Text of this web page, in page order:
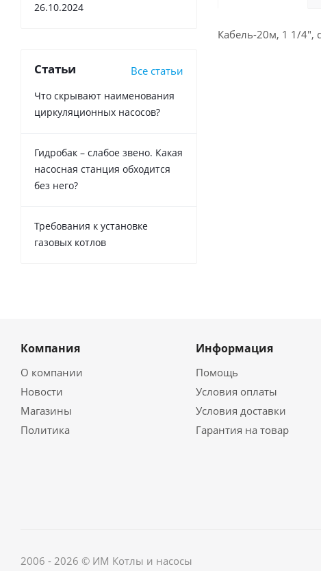
Кабель-20м, 1 1/4",
26.10.2024
Статьи Все статьи
Что скрывают наименования
циркуляционных насосов?
Гидробак – слабое звено. Какая
насосная станция обходится
без него?
Требования к установке
газовых котлов
Компания
О компании
Новости
Магазины
Политика
Информация
Помощь
Условия оплаты
Условия доставки
Гарантия на товар
2006 - 2026 © ИМ Котлы и насосы